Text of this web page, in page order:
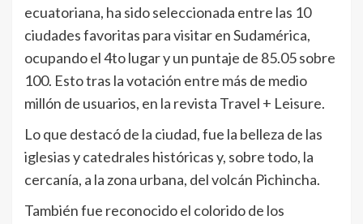
ecuatoriana, ha sido seleccionada entre las 10
ciudades favoritas para visitar en Sudamérica,
ocupando el 4to lugar y un puntaje de 85.05 sobre
100. Esto tras la votación entre más de medio
millón de usuarios, en la revista Travel + Leisure.
Lo que destacó de la ciudad, fue la belleza de las
iglesias y catedrales históricas y, sobre todo, la
cercanía, a la zona urbana, del volcán Pichincha.
También fue reconocido el colorido de los